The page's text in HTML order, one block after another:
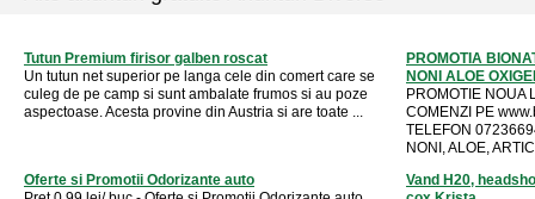
Tutun Premium firisor galben roscat
Un tutun net superior pe langa cele din comert care se
culeg de pe camp si sunt ambalate frumos si au poze
aspectoase. Acesta provine din Austria si are toate ...
PROMOTIA
NONI ALOE
PROMOTIE NOUA
COMENZI PE
TELEFON
NONI, ALOE,
Oferte si Promotii Odorizante auto
Vand H20,